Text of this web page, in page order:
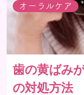
オーラルケア
歯の黄ばみ
の対処方法